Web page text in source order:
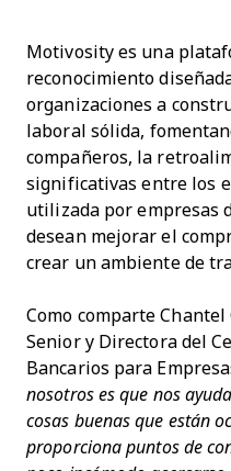
Motivosity es una
reconocimiento
organizaciones a
laboral sólida,
compañeros, la
significativas entre los
utilizada por empresas
desean mejorar el
crear un ambiente de
Como comparte
Senior y Directora del
Bancarios para
nosotros es que nos
cosas buenas que están
proporciona puntos de